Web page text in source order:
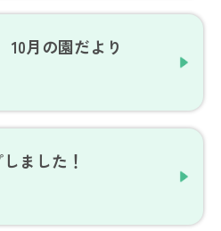
月の園だより
ました！